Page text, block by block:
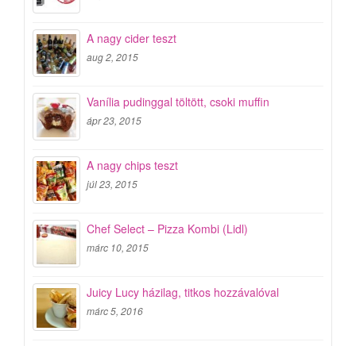
A nagy cider teszt
aug 2, 2015
Vanília pudinggal töltött, csoki muffin
ápr 23, 2015
A nagy chips teszt
júl 23, 2015
Chef Select – Pizza Kombi (Lidl)
márc 10, 2015
Juicy Lucy házilag, titkos hozzávalóval
márc 5, 2016